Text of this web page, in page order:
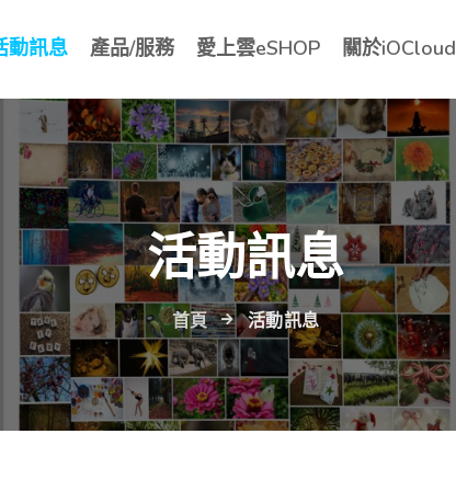
動訊息 產品/服務 愛上雲eSHOP 關於iOCloud
活動訊息
首頁 活動訊息